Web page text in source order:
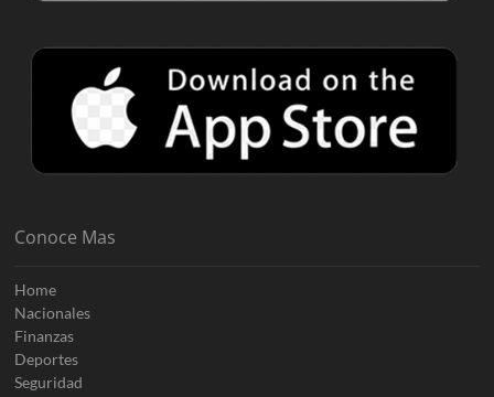
Conoce Mas
Home
Nacionales
Finanzas
Deportes
Seguridad